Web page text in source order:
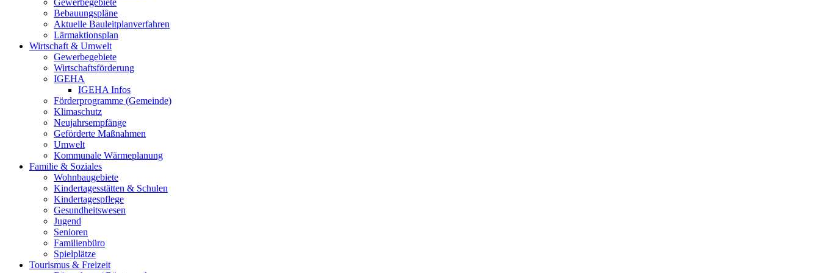
Gewerbegebiete
Bebauungspläne
Aktuelle Bauleitplanverfahren
Lärmaktionsplan
Wirtschaft & Umwelt
Gewerbegebiete
Wirtschaftsförderung
IGEHA
IGEHA Infos
Förderprogramme (Gemeinde)
Klimaschutz
Neujahrsempfänge
Geförderte Maßnahmen
Umwelt
Kommunale Wärmeplanung
Familie & Soziales
Wohnbaugebiete
Kindertagesstätten & Schulen
Kindertagespflege
Gesundheitswesen
Jugend
Senioren
Familienbüro
Spielplätze
Tourismus & Freizeit